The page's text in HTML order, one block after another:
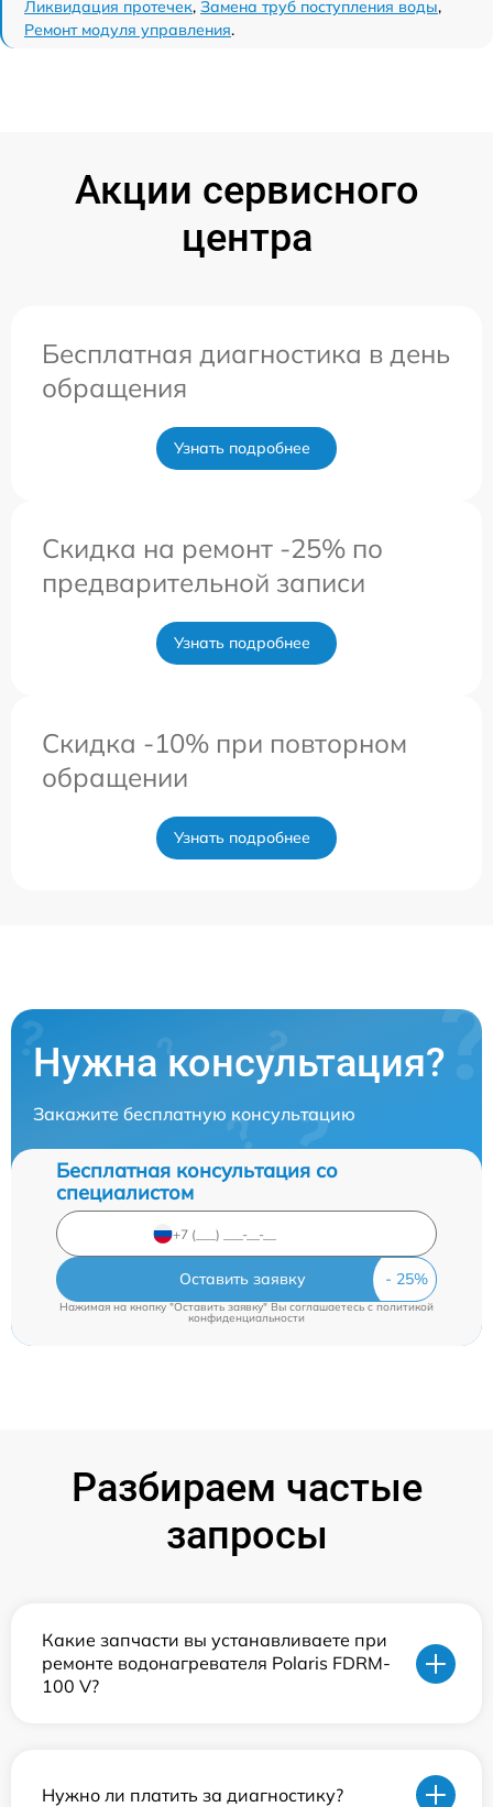
Ликвидация протечек, Замена труб поступления воды,
Ремонт модуля управления.
Акции сервисного
центра
Бесплатная диагностика в день
обращения
Узнать подробнее
Скидка на ремонт -25% по
предварительной записи
Узнать подробнее
Скидка -10% при повторном
обращении
Узнать подробнее
Нужна консультация?
Закажите бесплатную консультацию
Бесплатная консультация со
специалистом
Оставить заявку
Нажимая на кнопку "Оставить заявку" Вы соглашаетесь cполитикой
конфиденциальности
Разбираем частые
запросы
Какие запчасти вы устанавливаете при
ремонте водонагревателя Polaris FDRM-
100 V?
Нужно ли платить за диагностику?